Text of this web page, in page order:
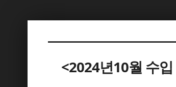
<2024년10월 수
케치북5